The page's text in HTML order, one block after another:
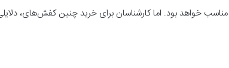
خواهد بود. اما کارشناسان برای خرید چنین کفش‌های،